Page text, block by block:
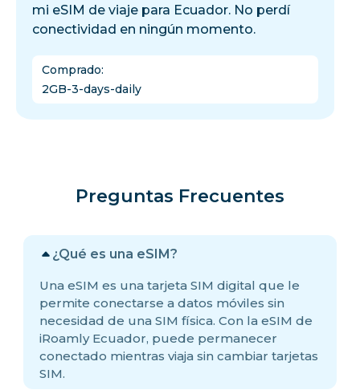
mi eSIM de viaje para Ecuador. No perdí
conectividad en ningún momento.
Comprado:
2GB-3-days-daily
Preguntas Frecuentes
¿Qué es una eSIM?
Una eSIM es una tarjeta SIM digital que le
permite conectarse a datos móviles sin
necesidad de una SIM física. Con la eSIM de
iRoamly Ecuador, puede permanecer
conectado mientras viaja sin cambiar tarjetas
SIM.